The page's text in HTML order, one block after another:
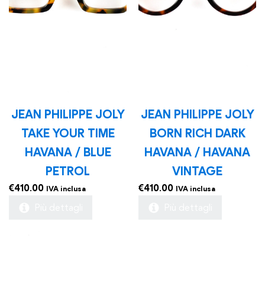
JEAN PHILIPPE JOLY
TAKE YOUR TIME
HAVANA / BLUE
PETROL
€410.00 IVA inclusa
JEAN PHILIPPE JOLY
BORN RICH DARK
HAVANA / HAVANA
VINTAGE
€410.00 IVA inclusa